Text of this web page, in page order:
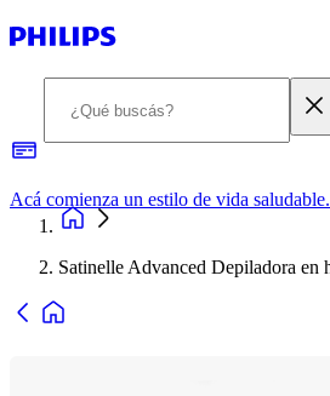
Satinelle Advanced Depiladora en